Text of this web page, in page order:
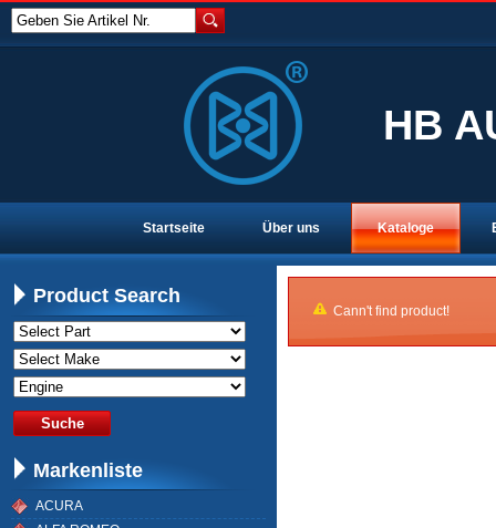
Geben Sie Artikel Nr.
HB
Startseite Über uns Kataloge
Cann't find product!
Product Search
Markenliste
ACURA